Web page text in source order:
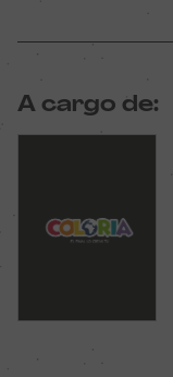
A cargo de: